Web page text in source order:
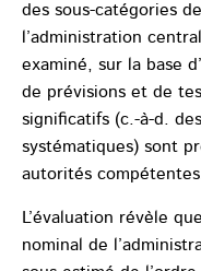
des sous-catégories
l’administration
examiné, sur la base
de prévisions et de
significatifs (c.-à-d.
systématiques) sont
autorités compétentes.
L’évaluation révèle
nominal de